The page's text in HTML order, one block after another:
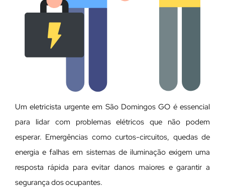
Um eletricista urgente em São Domingos GO é essencial
para lidar com problemas elétricos que não podem
esperar. Emergências como curtos-circuitos, quedas de
energia e falhas em sistemas de iluminação exigem uma
resposta rápida para evitar danos maiores e garantir a
segurança dos ocupantes.